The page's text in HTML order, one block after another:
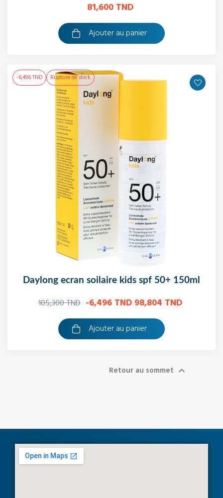
81,600 TND
Ajouter au panier
-6,496 TND Rupture de stock
daylong ecran soilaire kids spf 50+ 150ml
105,300 TND -6,496 TND98,804 TND
Ajouter au panier
Retour au sommet 